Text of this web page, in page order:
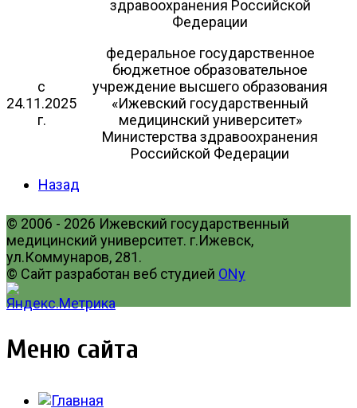
здравоохранения Российской
Федерации
с
24.11.2025
г.
федеральное государственное
бюджетное образовательное
учреждение высшего образования
«Ижевский государственный
медицинский университет»
Министерства здравоохранения
Российской Федерации
Назад
© 2006 - 2026 Ижевский государственный
медицинский университет. г.Ижевск,
ул.Коммунаров, 281.
© Сайт разработан веб студией ONy
Меню сайта